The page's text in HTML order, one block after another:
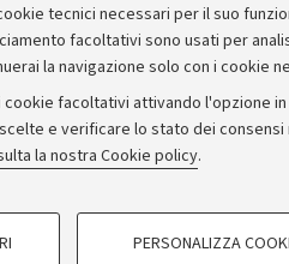
tecnici necessari per il suo
facoltativi sono usati per
la navigazione solo con i cookie
facoltativi attivando l'opzione
e verificare lo stato dei
la nostra Cookie policy.
- FACOLTATIVI
PERSONALIZZA
Redazione Rassegna stampa
2026 - ALMA MATER